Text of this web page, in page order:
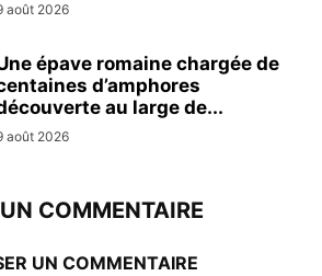
août 2026
épave romaine chargée de
d’amphores
au large de...
août 2026
COMMENTAIRE
UN COMMENTAIRE